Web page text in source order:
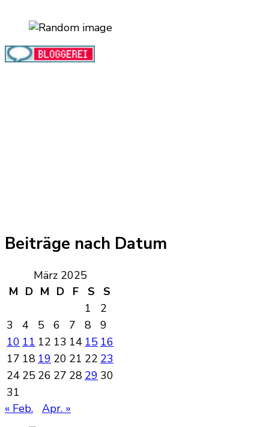
Beiträge nach Datum
März 2025
M D M D F S
S
1
2
3
4 5 6 7 8
9
10 11 12 13 14 15 16
17 18 19 20 21 22 23
24 25 26 27 28 29 30
31
« Feb.
Apr. »